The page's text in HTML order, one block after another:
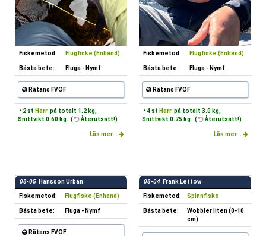
Fiskemetod: Flugfiske (Enhand)
Bästa bete: Fluga - Nymf
Rätans FVOF
• 2 st Harr på totalt 1.2 kg,
Snittvikt 0.60 kg. (
Återutsatt!)
Läs mer...
Fiskemetod: Flugfiske (Enhand)
Bästa bete: Fluga - Nymf
Rätans FVOF
• 4 st Harr på totalt 3.0 kg,
Snittvikt 0.75 kg. (
Återutsatt!)
Läs mer...
08-05 Hansson Urban
Fiskemetod: Flugfiske (Enhand)
Bästa bete: Fluga - Nymf
Rätans FVOF
08-04 Frank Lettow
Fiskemetod: Spinnfiske
Bästa bete:
Wobbler liten (0-10
cm)